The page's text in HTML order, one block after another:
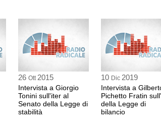
26 Ott 2015
Intervista a Giorgio
Tonini sull'iter al
Senato della Legge di
stabilità
10 Dic 2019
Intervista a
Pichetto Fratin
della Legge di
bilancio